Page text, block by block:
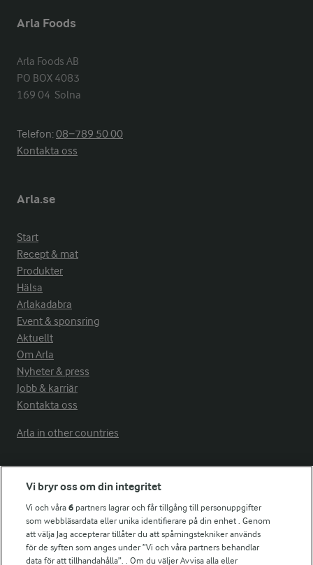
Arla Foods
Arla Foods AB
PO BOX 4083
169 04  Solna
Telefon:08−789 50 00
Kontakta oss
Arla.se
Start
Recept & mat
Produkter
Hälsa
Arlakadabra
Event & sponsring
Aktuellt
Om Arla
Nyheter & press
Jobb & karriär
Kontakta oss
Arla in other countries
Fler Arlasajter
För ägare
Arlas kundportal
Arla.com
Vi bryr oss om din integritet
Vi och våra6 partners lagrar och får tillgång till personuppgifter
som webbläsardata eller unika identifierare på din enhet . Genom
att välja Jag accepterar tillåter du att spårningstekniker används
för de syften som anges under ”Vi och våra partners behandlar
data för att tillhandahålla”. . Om du väljer Avvisa alla eller